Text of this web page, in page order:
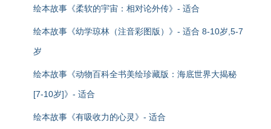
绘本故事《柔软的宇宙：相对论外传》- 适合
绘本故事《幼学琼林（注音彩图版）》- 适合 8-10岁,5-7
岁
绘本故事《动物百科全书美绘珍藏版：海底世界大揭秘
[7-10岁]》- 适合
绘本故事《有吸收力的心灵》- 适合